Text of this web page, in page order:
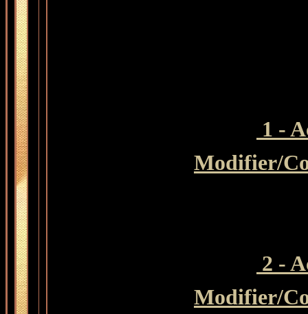
1 -
Modifier/
2 -
Modifier/